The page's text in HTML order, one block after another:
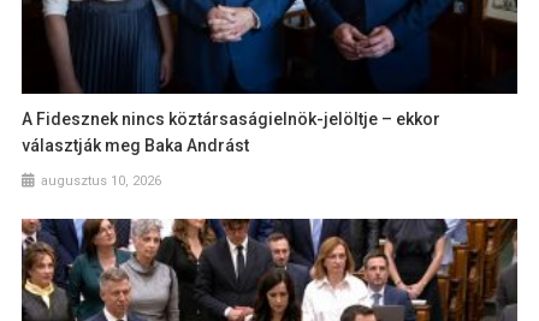
A Fidesznek nincs köztársaságielnök-jelöltje – ekkor
választják meg Baka Andrást
augusztus 10, 2026